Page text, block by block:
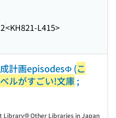
<KH821-L415>
計画episodesΦ (こ
ルがすごい!文庫;
Library Other Libraries in Japan